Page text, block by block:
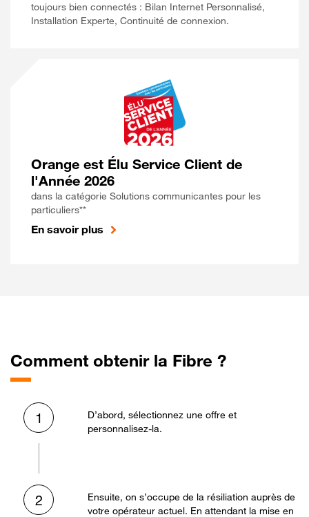
toujours bien connectés : Bilan Internet Personnalisé,
Installation Experte, Continuité de connexion.
Orange est Élu Service Client de
l'Année 2026
dans la catégorie Solutions communicantes pour les
particuliers**
En savoir plus
Comment obtenir la Fibre ?
1
D’abord, sélectionnez une offre et
personnalisez-la.
2
Ensuite, on s’occupe de la résiliation auprès de
votre opérateur actuel. En attendant la mise en